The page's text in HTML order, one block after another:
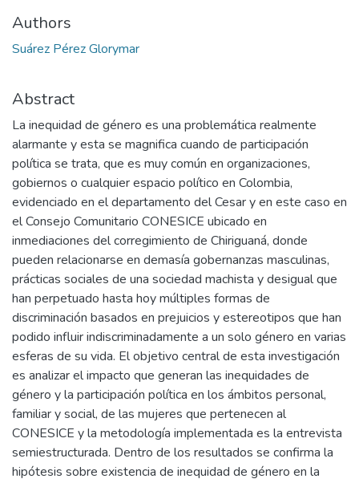
Authors
Suárez Pérez Glorymar
Abstract
La inequidad de género es una problemática realmente
alarmante y esta se magnifica cuando de participación
política se trata, que es muy común en organizaciones,
gobiernos o cualquier espacio político en Colombia,
evidenciado en el departamento del Cesar y en este caso en
el Consejo Comunitario CONESICE ubicado en
inmediaciones del corregimiento de Chiriguaná, donde
pueden relacionarse en demasía gobernanzas masculinas,
prácticas sociales de una sociedad machista y desigual que
han perpetuado hasta hoy múltiples formas de
discriminación basados en prejuicios y estereotipos que han
podido influir indiscriminadamente a un solo género en varias
esferas de su vida. El objetivo central de esta investigación
es analizar el impacto que generan las inequidades de
género y la participación política en los ámbitos personal,
familiar y social, de las mujeres que pertenecen al
CONESICE y la metodología implementada es la entrevista
semiestructurada. Dentro de los resultados se confirma la
hipótesis sobre existencia de inequidad de género en la